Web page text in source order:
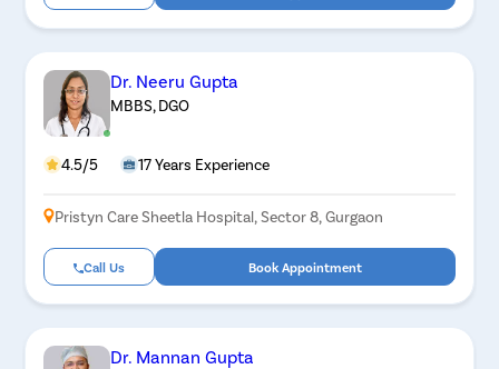
Dr. Neeru Gupta
MBBS, DGO
4.5/5 17 Years Experience
Pristyn Care Sheetla Hospital, Sector 8, Gurgaon
Call Us Book Appointment
Dr. Mannan Gupta